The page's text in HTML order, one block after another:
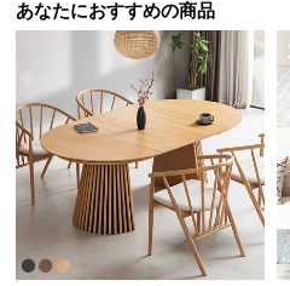
あなたにおすすめの商品